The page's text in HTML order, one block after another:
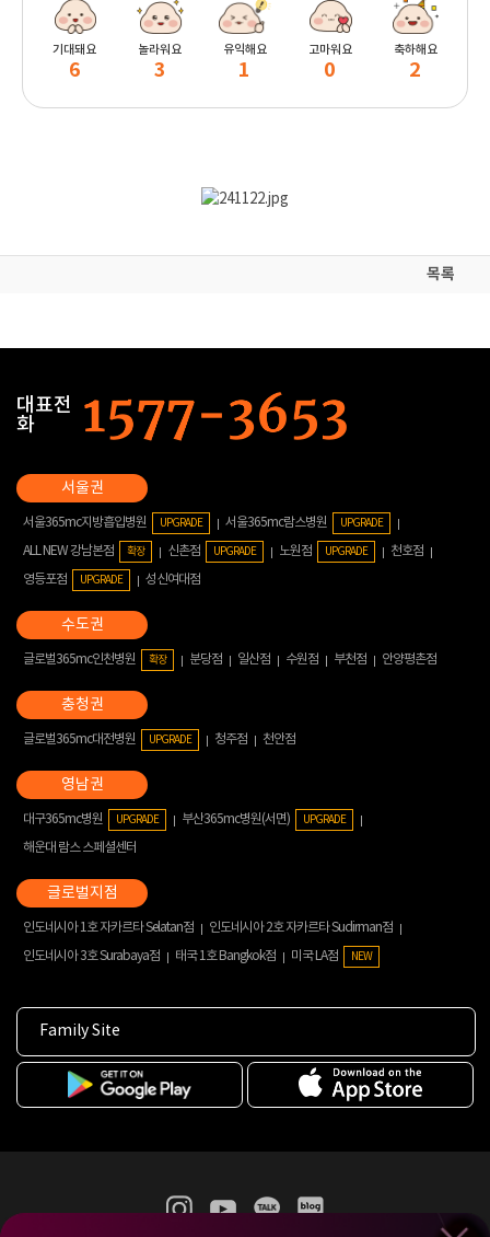
기대돼요
6
놀라워요
3
유익해요
1
고마워요
0
축하해요
2
목록
대표전
화
서울365mc지방흡입병원 UPGRADE 서울365mc람스병원 UPGRADE
ALL NEW 강남본점 확장 신촌점 UPGRADE 노원점 UPGRADE
천호점
영등포점
UPGRADE 성신여대점
글로벌365mc인천병원 확장 분당점 일산점 수원점 부천점 안양평촌점
글로벌365mc대전병원 UPGRADE 청주점 천안점
대구365mc병원 UPGRADE 부산365mc병원(서면) UPGRADE
해운대 람스 스페셜센터
인도네시아 1호 자카르타 Selatan점
인도네시아 2호 자카르타 Sudirman점
인도네시아 3호 Surabaya점
태국 1호 Bangkok점 미국 LA점 NEW
Family Site